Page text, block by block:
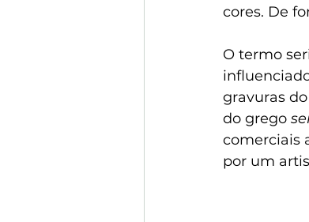
cores. De
O termo
gravuras
do grego
comerciais
por um